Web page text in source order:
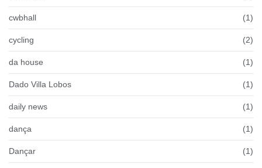
cwbhall (1)
cycling (2)
da house (1)
Dado Villa Lobos (1)
daily news (1)
dança (1)
Dançar (1)